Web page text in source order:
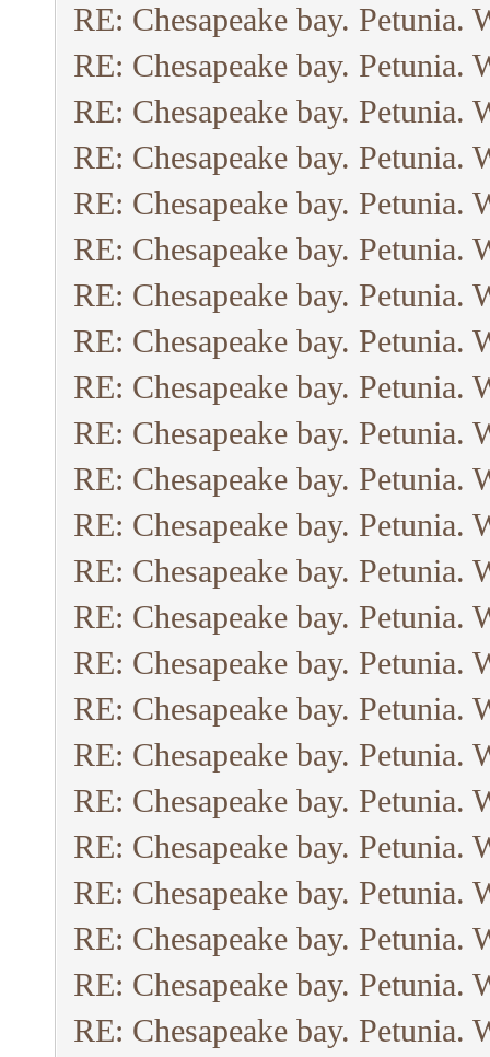
RE: Chesapeake bay. Petunia.
RE: Chesapeake bay. Petunia.
RE: Chesapeake bay. Petunia.
RE: Chesapeake bay. Petunia.
RE: Chesapeake bay. Petunia.
RE: Chesapeake bay. Petunia.
RE: Chesapeake bay. Petunia.
RE: Chesapeake bay. Petunia.
RE: Chesapeake bay. Petunia.
RE: Chesapeake bay. Petunia.
RE: Chesapeake bay. Petunia.
RE: Chesapeake bay. Petunia.
RE: Chesapeake bay. Petunia.
RE: Chesapeake bay. Petunia.
RE: Chesapeake bay. Petunia.
RE: Chesapeake bay. Petunia.
RE: Chesapeake bay. Petunia.
RE: Chesapeake bay. Petunia.
RE: Chesapeake bay. Petunia.
RE: Chesapeake bay. Petunia.
RE: Chesapeake bay. Petunia.
RE: Chesapeake bay. Petunia.
RE: Chesapeake bay. Petunia.